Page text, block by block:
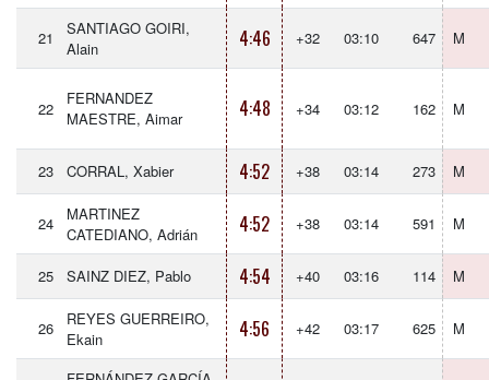
21
SANTIAGO GOIRI,
Alain
4:46 +32 03:10 647 M
22
FERNANDEZ
MAESTRE, Aimar
4:48 +34 03:12 162 M
23 CORRAL, Xabier 4:52 +38 03:14 273 M
24
MARTINEZ
CATEDIANO, Adrián
4:52 +38 03:14 591 M
25 SAINZ DIEZ, Pablo 4:54 +40 03:16 114 M
26
REYES GUERREIRO,
Ekain
4:56 +42 03:17 625 M